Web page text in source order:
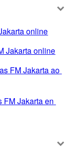
online
Jakarta online
FM Jakarta ao
FM Jakarta en